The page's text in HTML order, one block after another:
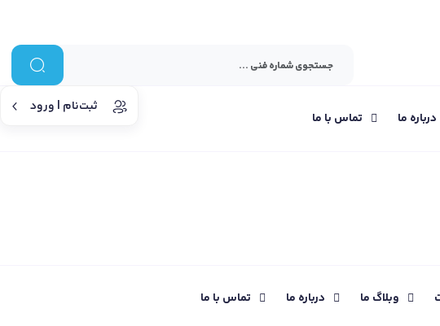
ثبت‌نام | ورود
درباره ما تماس با ما
وبلاگ ما درباره ما تماس با ما